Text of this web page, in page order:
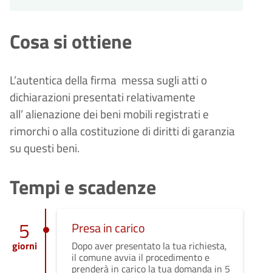
Cosa si ottiene
L’autentica della firma messa sugli atti o
dichiarazioni presentati relativamente
all’ alienazione dei beni mobili registrati e
rimorchi o alla costituzione di diritti di garanzia
su questi beni.
Tempi e scadenze
5
giorni
Presa in carico
Dopo aver presentato la tua richiesta,
il comune avvia il procedimento e
prenderà in carico la tua domanda in 5